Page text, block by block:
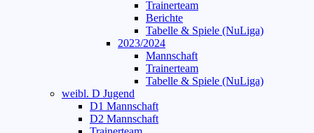
Trainerteam
Berichte
Tabelle & Spiele (NuLiga)
2023/2024
Mannschaft
Trainerteam
Tabelle & Spiele (NuLiga)
weibl. D Jugend
D1 Mannschaft
D2 Mannschaft